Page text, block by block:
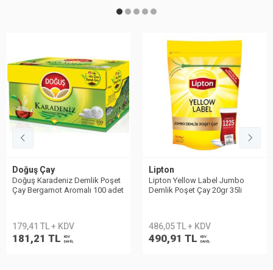
Lipton
Lipton Yellow Label Jumbo
Demlik Poşet Çay 20gr 35li
486,05 TL + KDV
490,91 TL
KDV
DAHİL
Doğuş Çay
Doğuş Black Label Demlik
Poşet 25gr 50 Adet
741,55 TL + KDV
748,97 TL
KDV
DAHİL